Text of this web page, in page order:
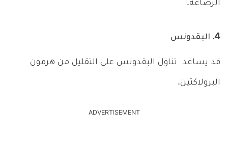
الرضاعة.
4. البقدونس
قد يساعد تناول البقدونس على التقليل من هرمون
البرولاكتين.
ADVERTISEMENT